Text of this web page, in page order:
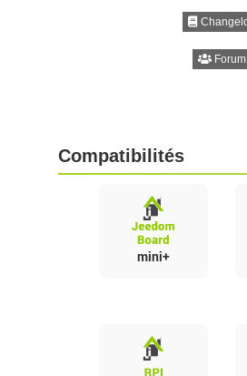
Forum
Compatibilités
mini+